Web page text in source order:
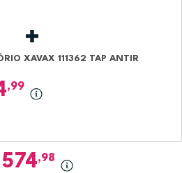
XAVAX 111362 TAP ANTIR
,99
574,98